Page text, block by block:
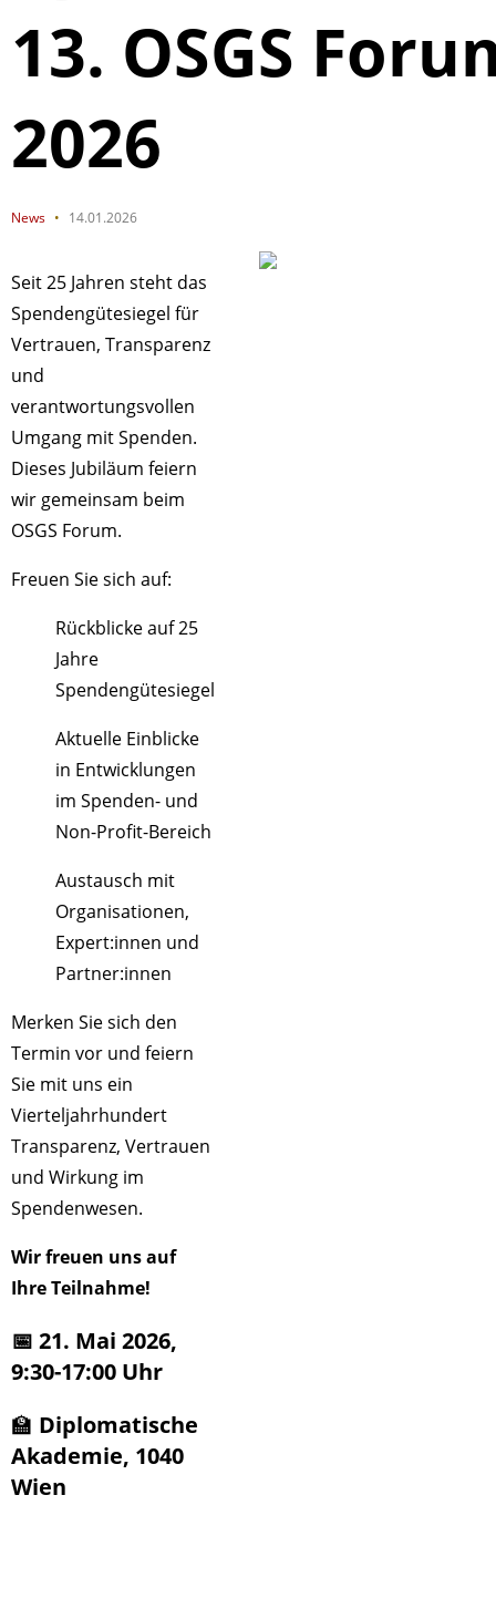
13. OSGS
2026
News 14.01.2026
Seit 25 Jahren steht das
Spendengütesiegel für
Vertrauen, Transparenz
und
verantwortungsvollen
Umgang mit Spenden.
Dieses Jubiläum feiern
wir gemeinsam beim
OSGS Forum.
Freuen Sie sich auf:
Rückblicke auf 25
Jahre
Spendengütesiegel
Aktuelle Einblicke
in Entwicklungen
im Spenden- und
Non-Profit-Bereich
Austausch mit
Organisationen,
Expert:innen und
Partner:innen
Merken Sie sich den
Termin vor und feiern
Sie mit uns ein
Vierteljahrhundert
Transparenz, Vertrauen
und Wirkung im
Spendenwesen.
Wir freuen uns auf
Ihre Teilnahme!
📅 21. Mai 2026,
9:30-17:00 Uhr
🏫 Diplomatische
Akademie, 1040
Wien